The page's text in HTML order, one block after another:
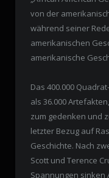
von der
während seiner
amerikanischen
amerikanische
Das 400.000
als 36.000
zum gedenken und
letzter Bezug auf
Geschichte. Nach
Scott und Terence
Spannungen sinken